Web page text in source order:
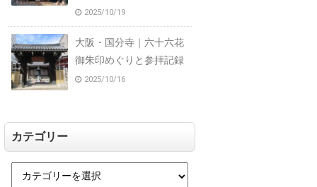
2025/10/19
大阪・国分寺｜六十六花
御朱印めぐりと参拝記録
2025/10/16
カテゴリー